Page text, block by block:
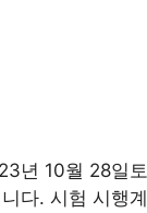
년 10월 28일
다. 시험 시행